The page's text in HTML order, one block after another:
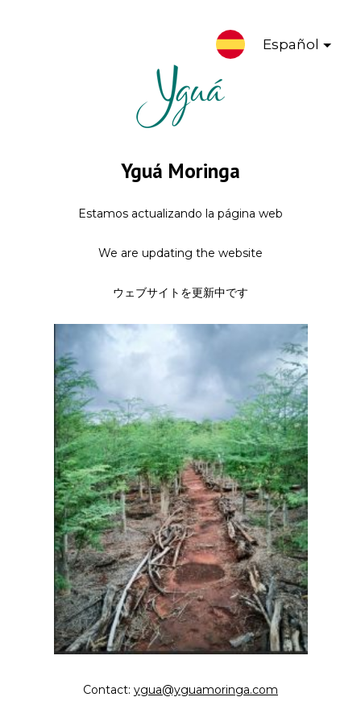
Español
Yguá Moringa
Estamos actualizando la página web
We are updating the website
ウェブサイトを更新中です
Contact: ygua@yguamoringa.com